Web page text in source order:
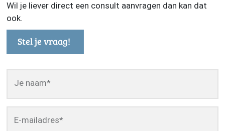
Wil je liever direct een consult aanvragen dan kan dat
ook.
Stel je vraag!
Je naam*
E-mailadres*